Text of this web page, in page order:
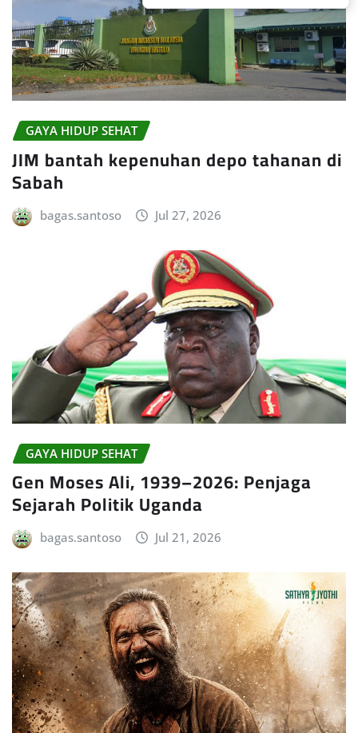
GAYA HIDUP SEHAT
JIM bantah kepenuhan depo tahanan di
Sabah
bagas.santoso Jul 27, 2026
GAYA HIDUP SEHAT
Gen Moses Ali, 1939–2026: Penjaga
Sejarah Politik Uganda
bagas.santoso Jul 21, 2026